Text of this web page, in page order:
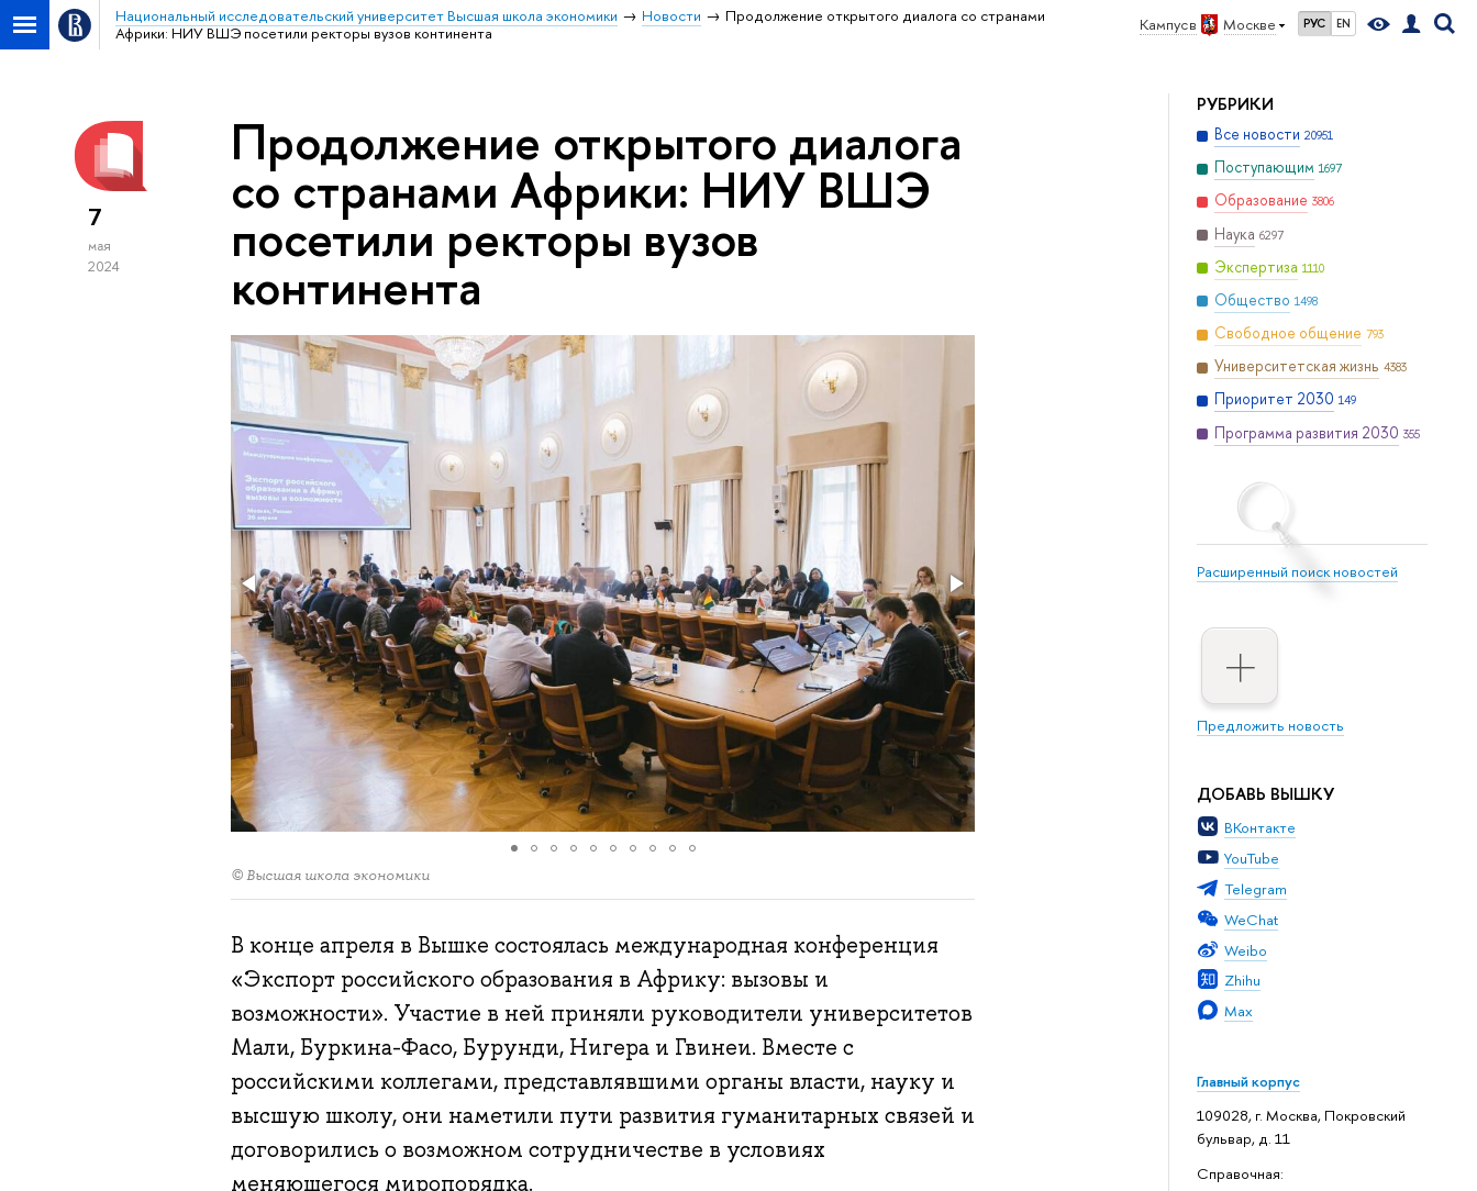
Кампус в Москве РУС EN
Национальный исследовательский университет Высшая школа экономики Новости
Продолжение открытого диалога со странами
Африки: НИУ ВШЭ посетили ректоры вузов континента
РУБРИКИ
Все новости 20951
Поступающим 1697
Образование 3806
Наука 6297
Экспертиза 1110
Общество 1498
Свободное общение 793
Университетская жизнь 4383
Приоритет 2030 149
Программа развития 2030 355
Расширенный поиск новостей
Предложить новость
ДОБАВЬ ВЫШКУ
ВКонтакте
YouTube
Telegram
WeChat
Weibo
Zhihu
Max
Главный корпус
109028, г. Москва, Покровский
бульвар, д. 11
Справочная:
7
мая
2024
Продолжение открытого диалога
со странами Африки: НИУ ВШЭ
посетили ректоры вузов
континента
© Высшая школа экономики
В конце апреля в Вышке состоялась международная конференция
«Экспорт российского образования в Африку: вызовы и
возможности». Участие в ней приняли руководители университетов
Мали, Буркина-Фасо, Бурунди, Нигера и Гвинеи. Вместе с
российскими коллегами, представлявшими органы власти, науку и
высшую школу, они наметили пути развития гуманитарных связей и
договорились о возможном сотрудничестве в условиях
меняющегося миропорядка.